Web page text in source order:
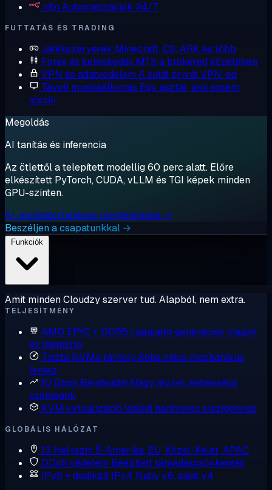
n8n Automatizációk 24/7
FUTTATÁS ÉS TRADING
Játékszerverek Minecraft, CS, ARK és több
Forex és kereskedés MT5 a brókered közelében
VPN és adatvédelem A saját privát VPN-ed
Távoli munkaállomás Egy asztal, ami sosem
alszik
Megoldás
AI tanítás és inferencia
Az ötlettől a telepített modellig 60 perc alatt. Előre
elkészített PyTorch, CUDA, vLLM és TGI képek minden
GPU-szinten.
AI-munkaterhelések megtekintése →
Beszéljen a csapatunkkal →
Amit minden Cloudzy szerver tud. Alapból, nem extra.
TELJESÍTMÉNY
AMD EPYC + DDR5 Legújabb generációs magok
és memória
Tiszta NVMe tárhelySoha nincs mechanikus
lemez
10 Gbps Bandwidth Nagy átviteli sebességű
csomagok
KVM virtualizáció Valódi hardveres elszigetelés
GLOBÁLIS HÁLÓZAT
13 Helyszín É-Amerika, EU, Közel-Kelet, APAC
DDoS védelem Beépített támadáscsökkentés
IPv6 + dedikált IPv4 Natív v6, saját v4